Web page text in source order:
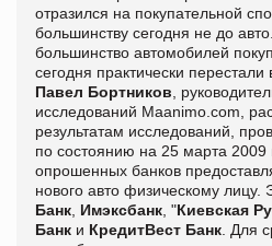
отразился на покупательной
большинству сегодня не до
большинство автомобилей
сегодня практически перестали
Павел Бортников ,
исследований Maanimo.com,
результатам исследований,
по состоянию на 25 марта 2009
опрошенных банков
нового авто физическому лицу.
Банк Имэксбанк , "Киевская
Банк и КредитВест Банк . Для